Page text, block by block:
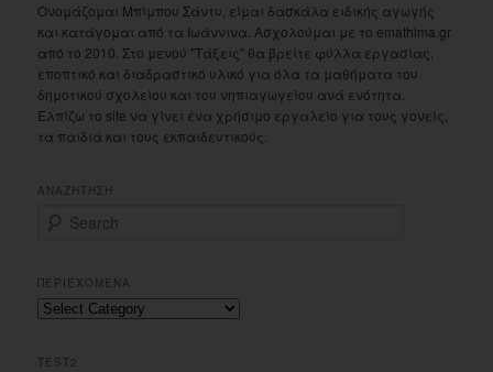
Ονομάζομαι Μπίμπου Σάντυ, είμαι δασκάλα ειδικής αγωγής
και κατάγομαι από τα Ιωάννινα. Ασχολούμαι με το emathima.gr
από το 2010. Στο μενού "Τάξεις" θα βρείτε φύλλα εργασίας,
εποπτικό και διαδραστικό υλικό για όλα τα μαθήματα του
δημοτικού σχολείου και του νηπιαγωγείου ανά ενότητα.
Ελπίζω το site να γίνει ένα χρήσιμο εργαλείο για τους γονείς,
τα παιδιά και τους εκπαιδευτικούς.
ΑΝΑΖΗΤΗΣΗ
r
c
h
ΠΕΡΙΕΧΟΜΕΝΑ
Περιεχομενα
TEST2